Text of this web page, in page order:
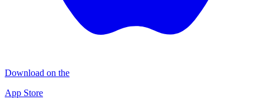
Download on the
App Store